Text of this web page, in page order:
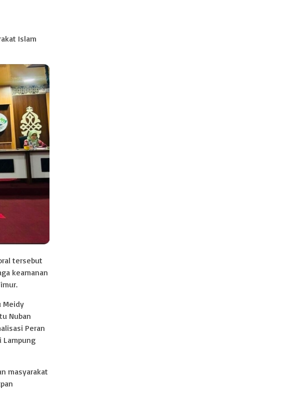
Islam
tersebut
keamanan
Meidy
Nuban
Peran
Lampung
masyarakat